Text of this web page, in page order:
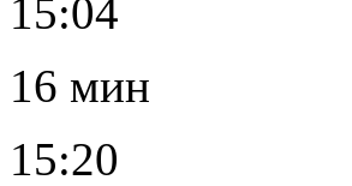
15:04
16 мин
15:20